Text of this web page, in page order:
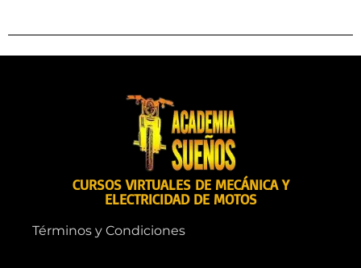
CURSOS VIRTUALES DE MECÁNICA Y
ELECTRICIDAD DE MOTOS
Términos y Condiciones